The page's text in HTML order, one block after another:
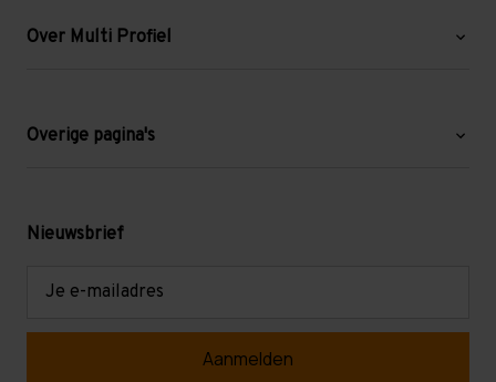
Over Multi Profiel
Blog
Levering en afhalen
Overige pagina's
Mezzanine
Nieuwsbrief